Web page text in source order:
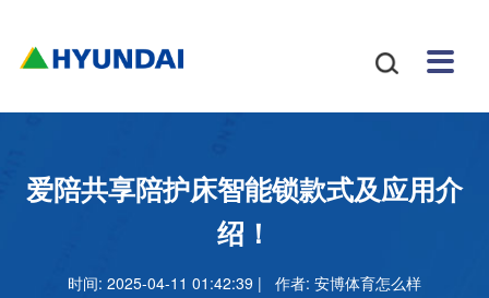

样
机
体育
吗
安博
足球
官网
爱陪共享陪护床智能锁款式及应用介
绍！
时间: 2025-04-11 01:42:39 | 作者: 安博体育怎么样